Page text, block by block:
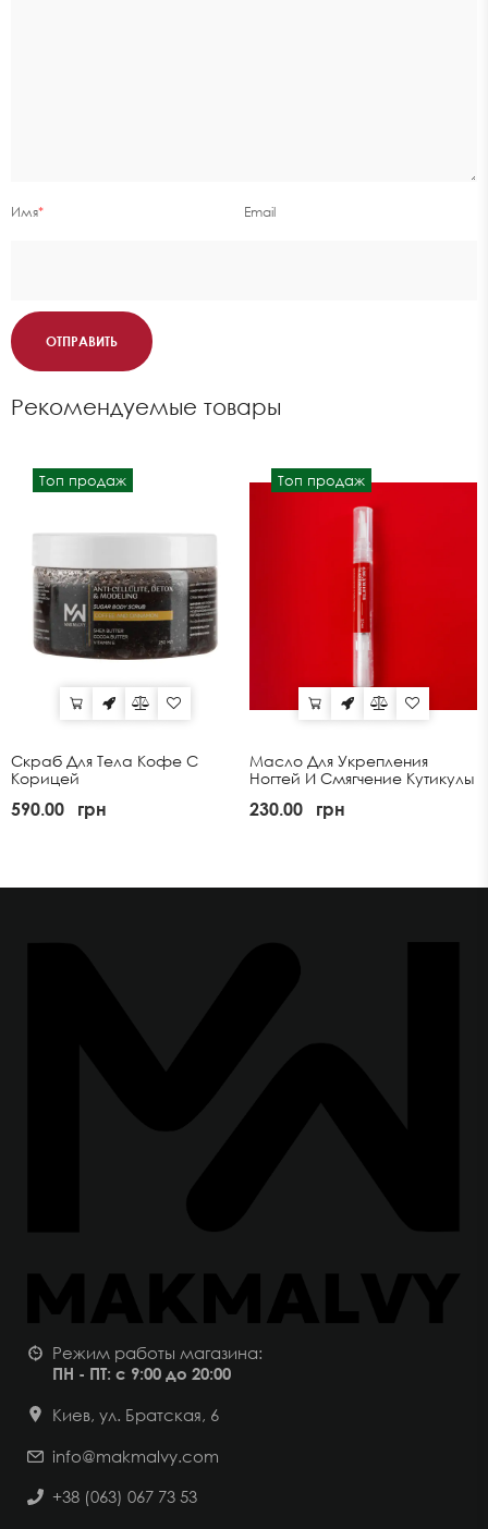
Имя* Email
ОТПРАВИТЬ
Рекомендуемые товары
Топ продаж
Скраб Для Тела Кофе С
Корицей
590.00 грн
Топ продаж
Масло Для Укрепления
Ногтей И Смягчение Кутикулы
230.00 грн
Режим работы магазина:
ПН - ПТ: с 9:00 до 20:00
Киев, ул. Братская, 6
info@makmalvy.com
+38 (063) 067 73 53